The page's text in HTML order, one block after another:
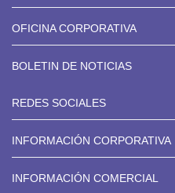
OFICINA CORPORATIVA
REDES SOCIALES
INFORMACIÓN CORPORATIVA
INFORMACIÓN COMERCIAL
BOLETIN DE NOTICIAS